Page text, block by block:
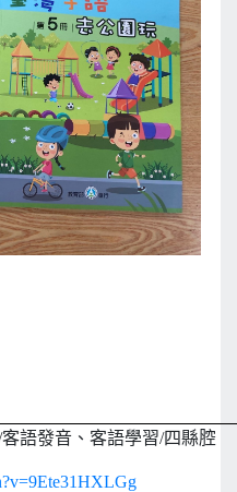
語發音、客語學習/四縣腔